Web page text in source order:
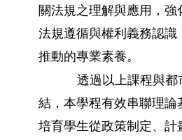
關法規之理解與應用，
法規遵循與權利義務認識
推動的專業素養。
透過以上課程與
結，本學程有效串聯理
培育學生從政策制定、計